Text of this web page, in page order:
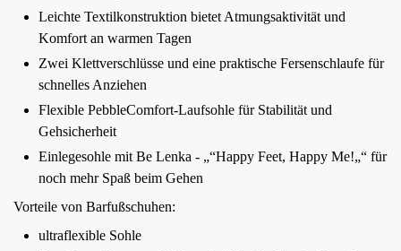
Leichte Textilkonstruktion bietet Atmungsaktivität und
Komfort an warmen Tagen
Zwei Klettverschlüsse und eine praktische Fersenschlaufe für
schnelles Anziehen
Flexible PebbleComfort-Laufsohle für Stabilität und
Gehsicherheit
Einlegesohle mit Be Lenka - „“Happy Feet, Happy Me!„“ für
noch mehr Spaß beim Gehen
Vorteile von Barfußschuhen:
ultraflexible Sohle